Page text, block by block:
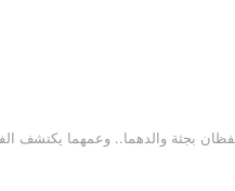
بجثة والدهما.. وعمهما يكتشف